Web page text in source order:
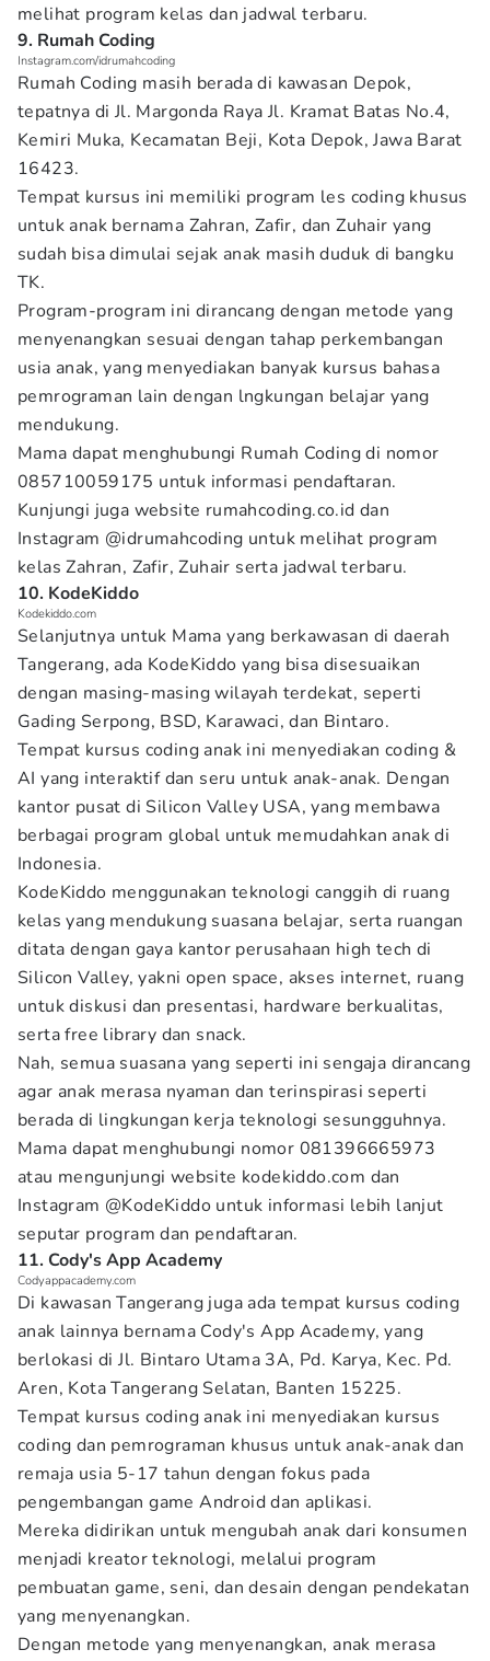
melihat program kelas dan jadwal terbaru.
9. Rumah Coding
Instagram.com/idrumahcoding
Rumah Coding masih berada di kawasan Depok,
tepatnya di Jl. Margonda Raya Jl. Kramat Batas No.4,
Kemiri Muka, Kecamatan Beji, Kota Depok, Jawa Barat
16423.
Tempat kursus ini memiliki program les coding khusus
untuk anak bernama Zahran, Zafir, dan Zuhair yang
sudah bisa dimulai sejak anak masih duduk di bangku
TK.
Program-program ini dirancang dengan metode yang
menyenangkan sesuai dengan tahap perkembangan
usia anak, yang menyediakan banyak kursus bahasa
pemrograman lain dengan lngkungan belajar yang
mendukung.
Mama dapat menghubungi Rumah Coding di nomor
085710059175 untuk informasi pendaftaran.
Kunjungi juga website rumahcoding.co.id dan
Instagram @idrumahcoding untuk melihat program
kelas Zahran, Zafir, Zuhair serta jadwal terbaru.
10. KodeKiddo
Kodekiddo.com
Selanjutnya untuk Mama yang berkawasan di daerah
Tangerang, ada KodeKiddo yang bisa disesuaikan
dengan masing-masing wilayah terdekat, seperti
Gading Serpong, BSD, Karawaci, dan Bintaro.
Tempat kursus coding anak ini menyediakan coding &
AI yang interaktif dan seru untuk anak-anak. Dengan
kantor pusat di Silicon Valley USA, yang membawa
berbagai program global untuk memudahkan anak di
Indonesia.
KodeKiddo menggunakan teknologi canggih di ruang
kelas yang mendukung suasana belajar, serta ruangan
ditata dengan gaya kantor perusahaan high tech di
Silicon Valley, yakni open space, akses internet, ruang
untuk diskusi dan presentasi, hardware berkualitas,
serta free library dan snack.
Nah, semua suasana yang seperti ini sengaja dirancang
agar anak merasa nyaman dan terinspirasi seperti
berada di lingkungan kerja teknologi sesungguhnya.
Mama dapat menghubungi nomor 081396665973
atau mengunjungi website kodekiddo.com dan
Instagram @KodeKiddo untuk informasi lebih lanjut
seputar program dan pendaftaran.
11. Cody's App Academy
Codyappacademy.com
Di kawasan Tangerang juga ada tempat kursus coding
anak lainnya bernama Cody's App Academy, yang
berlokasi di Jl. Bintaro Utama 3A, Pd. Karya, Kec. Pd.
Aren, Kota Tangerang Selatan, Banten 15225.
Tempat kursus coding anak ini menyediakan kursus
coding dan pemrograman khusus untuk anak-anak dan
remaja usia 5-17 tahun dengan fokus pada
pengembangan game Android dan aplikasi.
Mereka didirikan untuk mengubah anak dari konsumen
menjadi kreator teknologi, melalui program
pembuatan game, seni, dan desain dengan pendekatan
yang menyenangkan.
Dengan metode yang menyenangkan, anak merasa